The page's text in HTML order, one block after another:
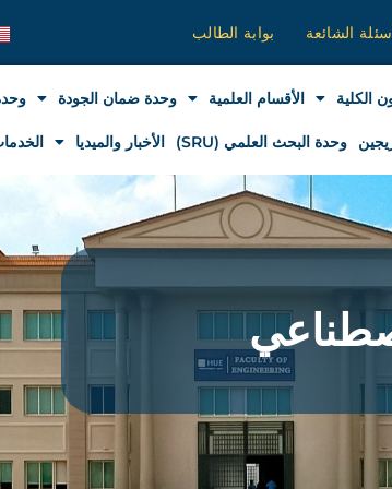
الشائعة بوابة الطالب
الكلية الأقسام العلمية وحدة ضمان الجودة
وحدة البحث العلمي (SRU) الأخبار والميديا